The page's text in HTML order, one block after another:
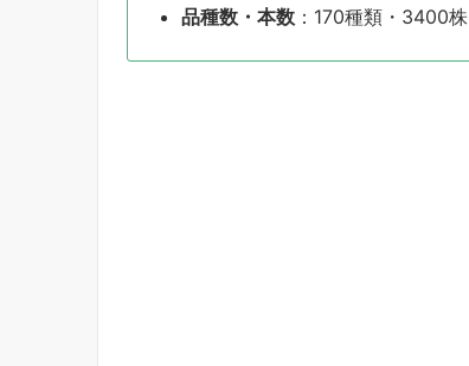
品種数・本数：170種類・3400株